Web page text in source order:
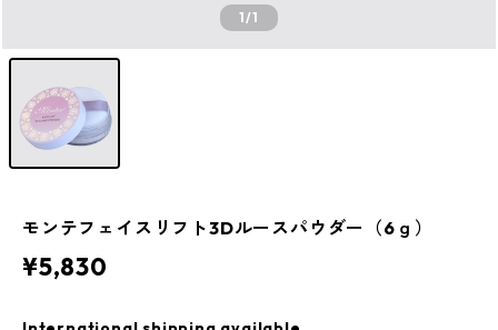
1/1
モンテフェイスリフト3Dルースパウダー（6ｇ）
¥5,830